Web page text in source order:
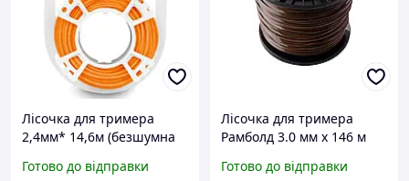
Лісочка для тримера
2,4мм* 14,6м (безшумна
Готово до відправки
Лісочка для тримера
Рамболд 3.0 мм x 146 м
(FH 3*146)
Готово до відправки